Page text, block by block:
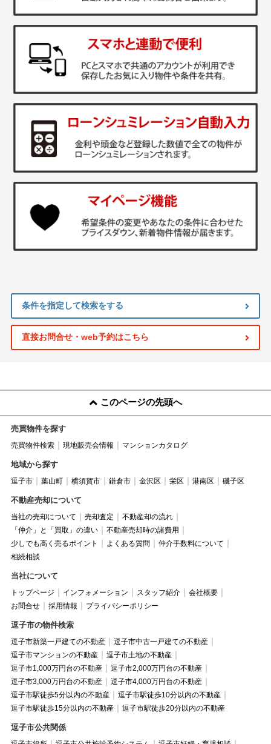
条件を指定して検索をする
直接お問合せ・web予約はこちら
このページの先頭へ
売買物件を探す
売買物件検索 現地販売会情報 マンションカタログ
地域から探す
逗子市 葉山町 横須賀市 鎌倉市 金沢区 栄区 港南区 磯子区
不動産売却について
当社の売却について 売却査定
不動産却の流れ
「仲介」と「買取」の違い
不動産売却時の諸費用
少しでも高く売るポイント
よくある質問
仲介手数料について
相続相談
当社について
トップページ インフォメーション スタッフ紹介
会社概要
お問合せ
採用情報 プライバシーポリシー
逗子市の物件検索
逗子市新築一戸建ての不動産
逗子市中古一戸建ての不動産
逗子市マンションの不動産
逗子市土地の不動産
逗子市1,000万円台の不動産
逗子市2,000万円台の不動産
逗子市3,000万円台の不動産
逗子市4,000万円台の不動産
逗子市駅徒歩5分以内の不動産
逗子市駅徒歩10分以内の不動産
逗子市駅徒歩15分以内の不動産
逗子市駅徒歩20分以内の不動産
逗子市公共関係